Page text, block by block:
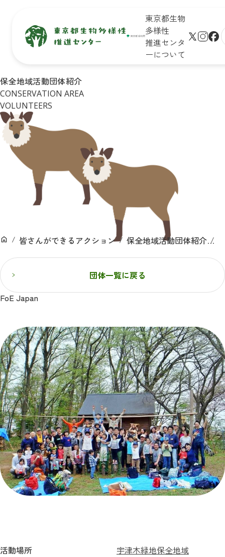
東京都生物
多様性
推進センタ
ーについて
生物多
様性と
は
性保全の
取組
クション
企業・学
校の皆さ
んができ
ン
保全地域
で活動し
ている皆
ト一覧
イベン
トレポ
ート
東京の
自然マ
ップ
イベント
せ
リンク
保全地域活動団体紹介
CONSERVATION AREA
VOLUNTEERS
ホーム
皆さんができるアクション 保全地域活動団体紹介
団体一覧に戻る
FoE Japan
活動場所 宇津木緑地保全地域